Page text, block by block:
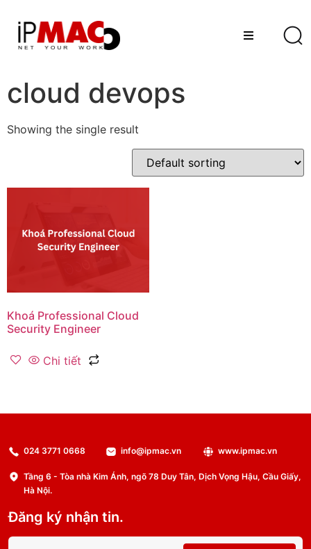
cloud devops
Showing the single result
Khoá Professional Cloud
Security Engineer
Chi tiết
024 3771 0668 info@ipmac.vn www.ipmac.vn
Tầng 6 - Tòa nhà Kim Ánh, ngõ 78 Duy Tân, Dịch Vọng Hậu, Cầu Giấy,
Hà Nội.
Đăng ký nhận tin.